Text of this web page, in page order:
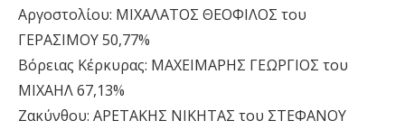
Αργοστολίου: ΜΙΧΑΛΑΤΟΣ ΘΕΟΦΙΛΟΣ του
ΓΕΡΑΣΙΜΟΥ 50,77%
Βόρειας Κέρκυρας: ΜΑΧΕΙΜΑΡΗΣ ΓΕΩΡΓΙΟΣ του
ΜΙΧΑΗΛ 67,13%
Ζακύνθου: ΑΡΕΤΑΚΗΣ ΝΙΚΗΤΑΣ του ΣΤΕΦΑΝΟΥ